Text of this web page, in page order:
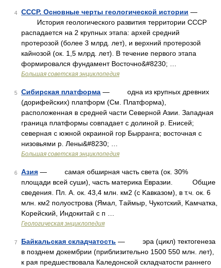
4 СССР. Основные черты геологической истории —
История геологического развития территории СССР
распадается на 2 крупных этапа: архей средний
протерозой (более 3 млрд. лет), и верхний протерозой
кайнозой (ок. 1,5 млрд. лет). В течение первого этапа
формировался фундамент Восточно&#8230; …
Большая советская энциклопедия
5 Сибирская платформа — одна из крупных древних
(дорифейских) платформ (См. Платформа),
расположенная в средней части Северной Азии. Западная
граница платформы совпадает с долиной р. Енисей;
северная с южной окраиной гор Бырранга; восточная с
низовьями р. Лены&#8230; …
Большая советская энциклопедия
6 Азия — самая обширная часть света (ок. 30%
площади всей суши), часть материка Евразии. Oбщие
сведения. Пл. A. ок. 43,4 млн. км2 (c Kавказом), в т.ч. ок. 6
млн. км2 полуострова (Ямал, Tаймыр, Чукотский, Kамчатка,
Kорейский, Индокитай c п …
Геологическая энциклопедия
7 Байкальская складчатость — эра (цикл) тектогенеза
в позднем докембрии (приблизительно 1500 550 млн. лет),
к рая предшествовала Каледонской складчатости раннего